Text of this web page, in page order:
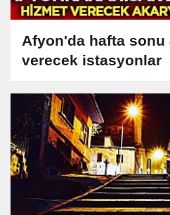
Afyon'da hafta sonu
verecek istasyonlar